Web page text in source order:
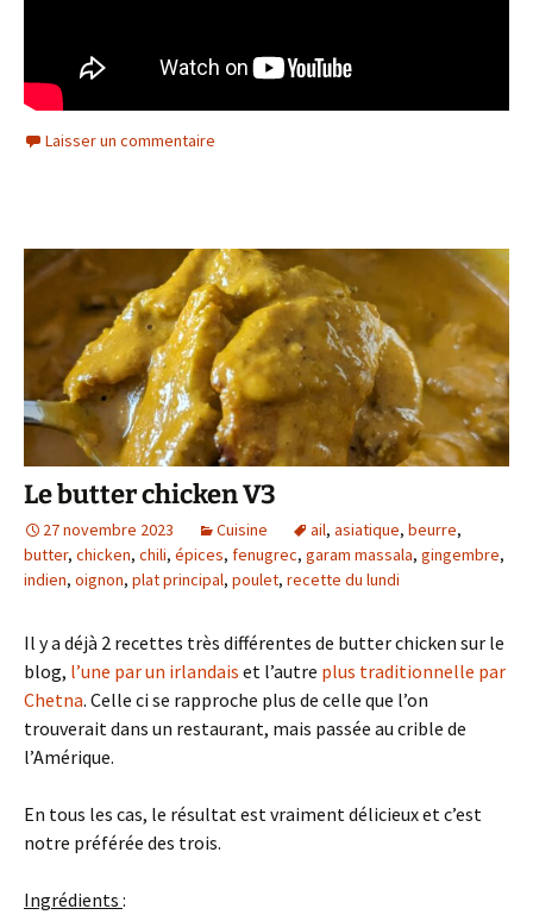
Laisser un commentaire
Le butter chicken V3
27 novembre 2023 Cuisine ail, asiatique, beurre,
butter, chicken, chili, épices, fenugrec, garam massala, gingembre,
indien, oignon, plat principal, poulet, recette du lundi
Il y a déjà 2 recettes très différentes de butter chicken sur le
blog, l’une par un irlandais et l’autre plus traditionnelle par
Chetna. Celle ci se rapproche plus de celle que l’on
trouverait dans un restaurant, mais passée au crible de
l’Amérique.
En tous les cas, le résultat est vraiment délicieux et c’est
notre préférée des trois.
Ingrédients :